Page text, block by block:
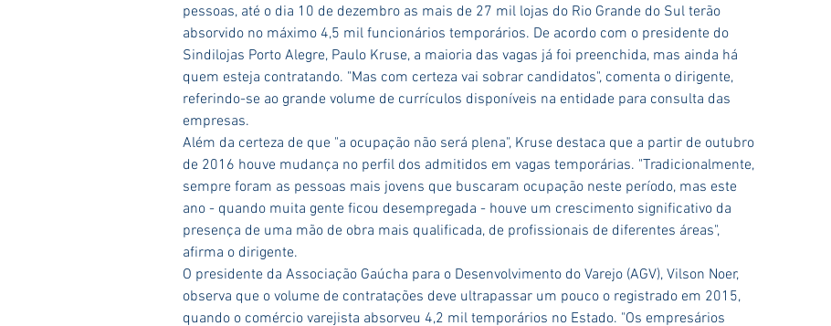
pessoas, até o dia 10 de dezembro as mais de 27 mil lojas do Rio Grande do Sul terão
absorvido no máximo 4,5 mil funcionários temporários. De acordo com o presidente do
Sindilojas Porto Alegre, Paulo Kruse, a maioria das vagas já foi preenchida, mas ainda há
quem esteja contratando. "Mas com certeza vai sobrar candidatos", comenta o dirigente,
referindo-se ao grande volume de currículos disponíveis na entidade para consulta das
empresas.
Além da certeza de que "a ocupação não será plena", Kruse destaca que a partir de outubro
de 2016 houve mudança no perfil dos admitidos em vagas temporárias. "Tradicionalmente,
sempre foram as pessoas mais jovens que buscaram ocupação neste período, mas este
ano - quando muita gente ficou desempregada - houve um crescimento significativo da
presença de uma mão de obra mais qualificada, de profissionais de diferentes áreas",
afirma o dirigente.
O presidente da Associação Gaúcha para o Desenvolvimento do Varejo (AGV), Vilson Noer,
observa que o volume de contratações deve ultrapassar um pouco o registrado em 2015,
quando o comércio varejista absorveu 4,2 mil temporários no Estado. "Os empresários